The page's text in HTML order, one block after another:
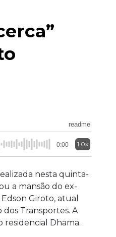
readme
0:00 1.0x
nesta quinta-
a mansão do ex-
Giroto, atual
dos Transportes. A
residencial Dhama.